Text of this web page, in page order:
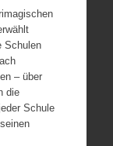
Schulen
– über
die
Schule